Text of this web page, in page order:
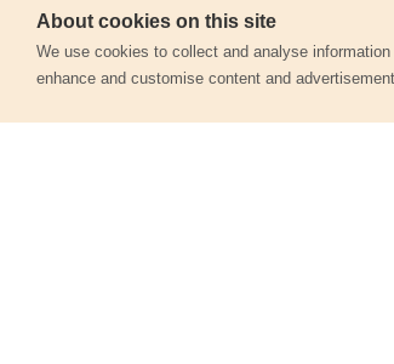
Szerviz
About cookies on this site
We use cookies to collect and analyse
enhance and customise content and